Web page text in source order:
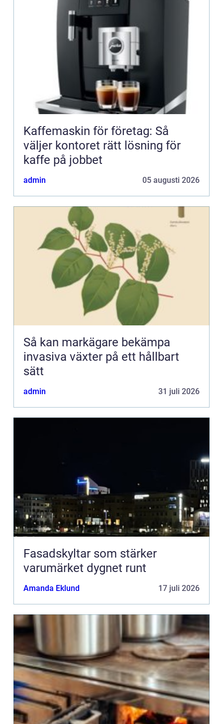
Kaffemaskin för företag: Så
väljer kontoret rätt lösning för
kaffe på jobbet
admin 05 augusti 2026
Så kan markägare bekämpa
invasiva växter på ett hållbart
sätt
admin 31 juli 2026
Fasadskyltar som stärker
varumärket dygnet runt
Amanda Eklund 17 juli 2026